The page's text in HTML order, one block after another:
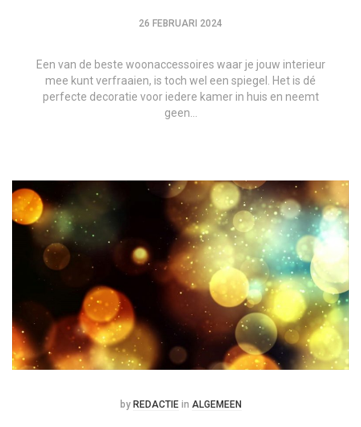
26 FEBRUARI 2024
Een van de beste woonaccessoires waar je jouw interieur
mee kunt verfraaien, is toch wel een spiegel. Het is dé
perfecte decoratie voor iedere kamer in huis en neemt
geen…
Posted
by REDACTIE Posted
in ALGEMEEN